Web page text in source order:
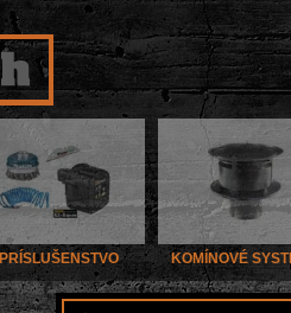
PRÍSLUŠENSTVO KOMÍNOVÉ